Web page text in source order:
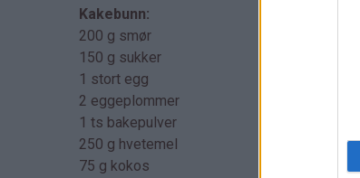
Kakebunn:
200 g smør
150 g sukker
1 stort egg
2 eggeplommer
1 ts bakepulver
250 g hvetemel
75 g kokos